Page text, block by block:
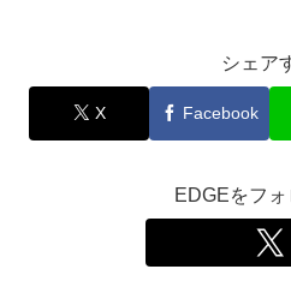
シェア
X Facebook
EDGEをフ